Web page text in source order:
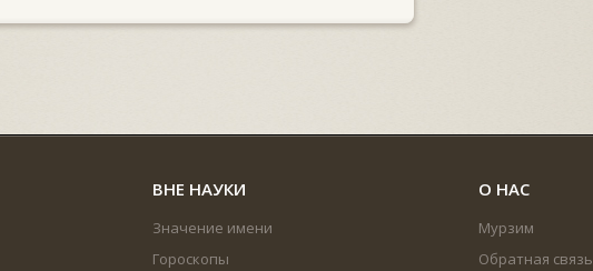
ВНЕ НАУКИ
Значение имени
Гороскопы
О НАС
Мурзим
Обратная связь